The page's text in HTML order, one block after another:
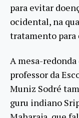
para evitar
ocidental, na
tratamento para
A mesa-
professor da
Muniz Sodré
guru indiano